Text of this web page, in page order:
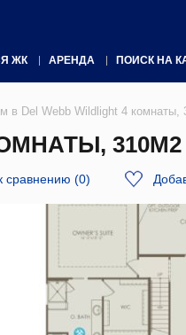
ЖК АРЕНДА ПОИСК НА
в Del Webb Wildlight 4
сравнению (0)